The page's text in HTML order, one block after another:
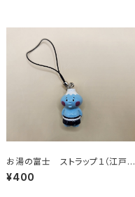
お湯の富士 ストラップ１（江戸川
区浴場組合）
¥400